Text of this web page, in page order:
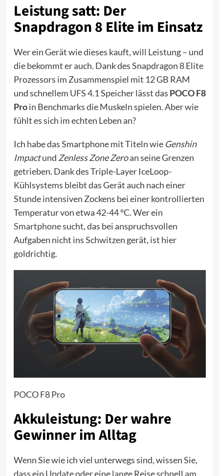
Leistung satt: Der
Snapdragon 8 Elite im Einsatz
Wer ein Gerät wie dieses kauft, will Leistung – und
die bekommt er auch. Dank des Snapdragon 8 Elite
Prozessors im Zusammenspiel mit 12 GB RAM
und schnellem UFS 4.1 Speicher lässt das POCO F8
Proin Benchmarks die Muskeln spielen. Aber wie
fühlt es sich im echten Leben an?
Ich habe das Smartphone mit Titeln wie Genshin
Impactund Zenless Zone Zeroan seine Grenzen
getrieben. Dank des Triple-Layer IceLoop-
Kühlsystems bleibt das Gerät auch nach einer
Stunde intensiven Zockens bei einer kontrollierten
Temperatur von etwa 42-44 °C. Wer ein
Smartphonesucht, das bei anspruchsvollen
Aufgaben nicht ins Schwitzen gerät, ist hier
goldrichtig.
POCO F8 Pro
Akkuleistung: Der wahre
Gewinner im Alltag
Wenn Sie wie ich viel unterwegs sind, wissen Sie,
dass ein Updateoder eine lange Reise schnell am